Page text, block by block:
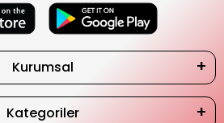
Kurumsal
Kategoriler